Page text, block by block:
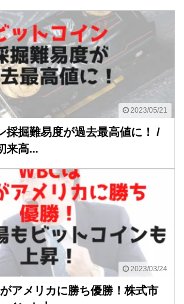
2023/05/21
採掘難易度が過去最高値に！ /
来高...
2023/03/24
アメリカに勝ち優勝！株式市